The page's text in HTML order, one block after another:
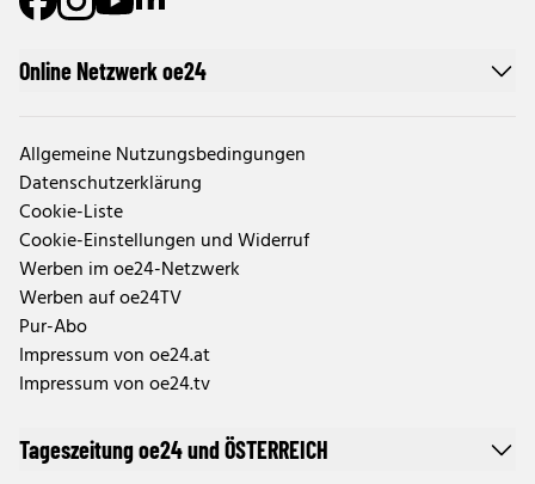
Online Netzwerk oe24
Allgemeine Nutzungsbedingungen
Datenschutzerklärung
Cookie-Liste
Cookie-Einstellungen und Widerruf
Werben im oe24-Netzwerk
Werben auf oe24TV
Pur-Abo
Impressum von oe24.at
Impressum von oe24.tv
Tageszeitung oe24 und ÖSTERREICH